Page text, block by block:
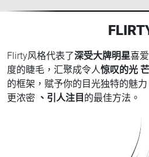
Flirty风格代表了深受大牌明星喜
度的睫毛，汇聚成令人惊叹的光 芒
的框架，赋予你的目光独特的魅
更浓密 、引人注目 的最佳方法。